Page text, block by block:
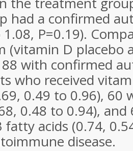
had a confirmed
P=0.19).
(vitamin D placebo
with confirmed
who received
0.49 to 0.96), 60
0.48 to 0.94), and
fatty acids (0.74,
disease.